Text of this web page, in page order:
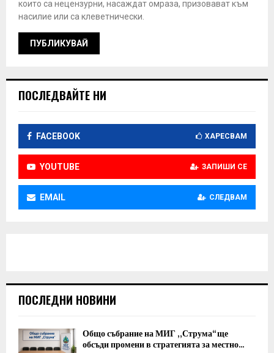
които са нецензурни, насаждат омраза, призовават към
насилие или са клеветнически.
ПОСЛЕДВАЙТЕ НИ
FACEBOOK ХАРЕСВАМ
YOUTUBE ЗАПИШИ СЕ
EMAIL СЛЕДВАМ
ПОСЛЕДНИ НОВИНИ
Общо събрание на МИГ „Струма“ ще
обсъди промени в стратегията за местно...